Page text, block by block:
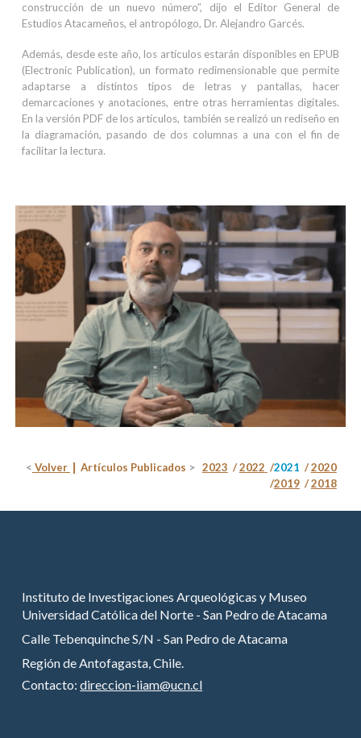
construcción de un nuevo número”, dijo el Editor General de
Estudios Atacameños, el antropólogo, Dr. Alejandro Garcés.
Además, desde este año, los artículos estarán disponibles en EPUB
(Electronic Publication), un formato redimensionable que permite
adaptarse a distintos tipos de letras y pantallas, hacer
demarcaciones y anotaciones, entre otras herramientas digitales.
En la versión PDF de los artículos, también se realizó un rediseño en
la diagramación, pasando de dos columnas a una con el fin de
facilitar la lectura.
< Volver Artículos Publicados > 2023 /2022 /2021 /2020
/2019/2018
Instituto de Investigaciones Arqueológicas y Museo
Universidad Católica del Norte - San Pedro de Atacama
Calle Tebenquinche S/N - San Pedro de Atacama
Región de Antofagasta, Chile.
Contacto:direccion-iiam@ucn.cl